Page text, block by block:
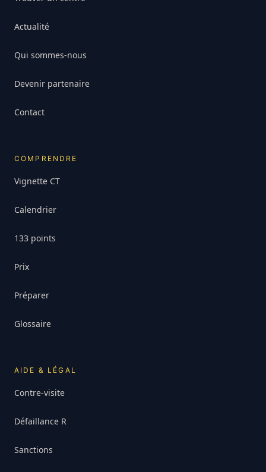
Actualité
Qui sommes-nous
Devenir partenaire
Contact
COMPRENDRE
Vignette CT
Calendrier
133 points
Prix
Préparer
Glossaire
AIDE & LÉGAL
Contre-visite
Défaillance R
Sanctions